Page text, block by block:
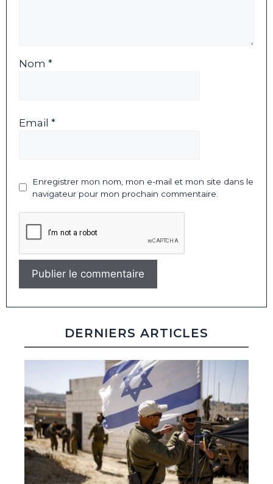
Nom *
Email *
Enregistrer mon nom, mon e-mail et mon site dans le
navigateur pour mon prochain commentaire.
DERNIERS ARTICLES